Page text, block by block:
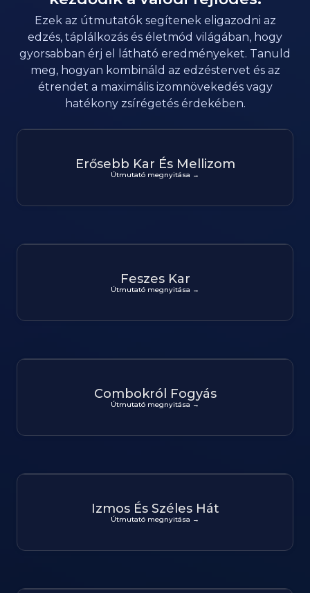
Ezek az útmutatók segítenek eligazodni az
edzés, táplálkozás és életmód világában, hogy
gyorsabban érj el látható eredményeket. Tanuld
meg, hogyan kombináld az edzéstervet és az
étrendet a maximális izomnövekedés vagy
hatékony zsírégetés érdekében.
Erősebb Kar És Mellizom
Útmutató megnyitása →
Feszes Kar
Útmutató megnyitása →
Combokról Fogyás
Útmutató megnyitása →
Izmos És Széles Hát
Útmutató megnyitása →